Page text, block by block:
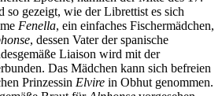
so gezeigt, wie der Librettist es sich
Fenella, ein einfaches Fischermädchen,
, dessen Vater der spanische
Liaison wird mit der
Das Mädchen kann sich befreien
Prinzessin Elvire in Obhut genommen.